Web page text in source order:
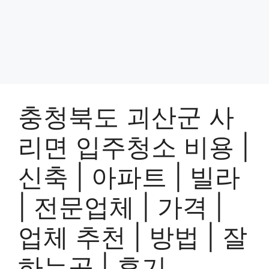
충청북도 괴산군 사
리면 입주청소 비용 |
신축 | 아파트 | 빌라
| 전문업체 | 가격 |
업체 추천 | 방법 | 잘